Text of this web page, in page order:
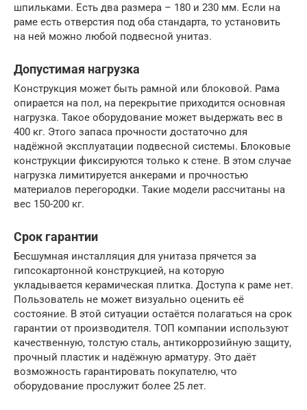
шпильками. Есть два размера – 180 и 230 мм. Если на
раме есть отверстия под оба стандарта, то установить
на ней можно любой подвесной унитаз.
Допустимая нагрузка
Конструкция может быть рамной или блоковой. Рама
опирается на пол, на перекрытие приходится основная
нагрузка. Такое оборудование может выдержать вес в
400 кг. Этого запаса прочности достаточно для
надёжной эксплуатации подвесной системы. Блоковые
конструкции фиксируются только к стене. В этом случае
нагрузка лимитируется анкерами и прочностью
материалов перегородки. Такие модели рассчитаны на
вес 150-200 кг.
Срок гарантии
Бесшумная инсталляция для унитаза прячется за
гипсокартонной конструкцией, на которую
укладывается керамическая плитка. Доступа к раме нет.
Пользователь не может визуально оценить её
состояние. В этой ситуации остаётся полагаться на срок
гарантии от производителя. ТОП компании используют
качественную, толстую сталь, антикоррозийную защиту,
прочный пластик и надёжную арматуру. Это даёт
возможность гарантировать покупателю, что
оборудование прослужит более 25 лет.